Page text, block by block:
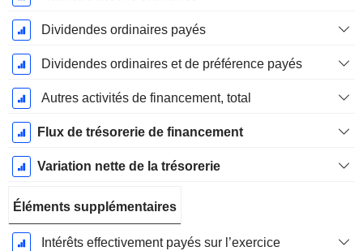
Dividendes ordinaires payés
Dividendes ordinaires et de préférence payés
Autres activités de financement, total
Flux de trésorerie de financement
Variation nette de la trésorerie
Éléments supplémentaires
Intérêts effectivement payés sur l’exercice